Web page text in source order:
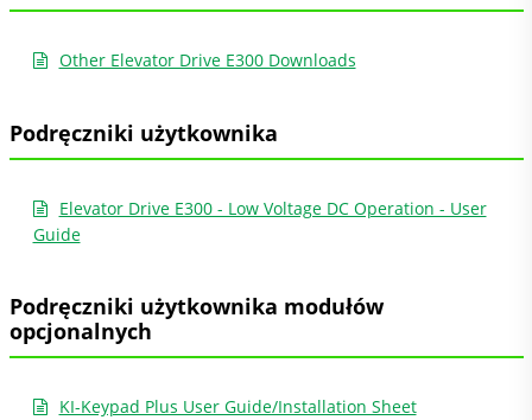
Other Elevator Drive E300 Downloads
Podręczniki użytkownika
Elevator Drive E300 - Low Voltage DC Operation - User
Guide
Podręczniki użytkownika modułów
opcjonalnych
KI-Keypad Plus User Guide/Installation Sheet